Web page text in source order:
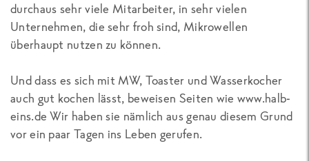
durchaus sehr viele Mitarbeiter, in sehr vielen
Unternehmen, die sehr froh sind, Mikrowellen
überhaupt nutzen zu können.
Und dass es sich mit MW, Toaster und Wasserkocher
auch gut kochen lässt, beweisen Seiten wie www.halb-
eins.de Wir haben sie nämlich aus genau diesem Grund
vor ein paar Tagen ins Leben gerufen.